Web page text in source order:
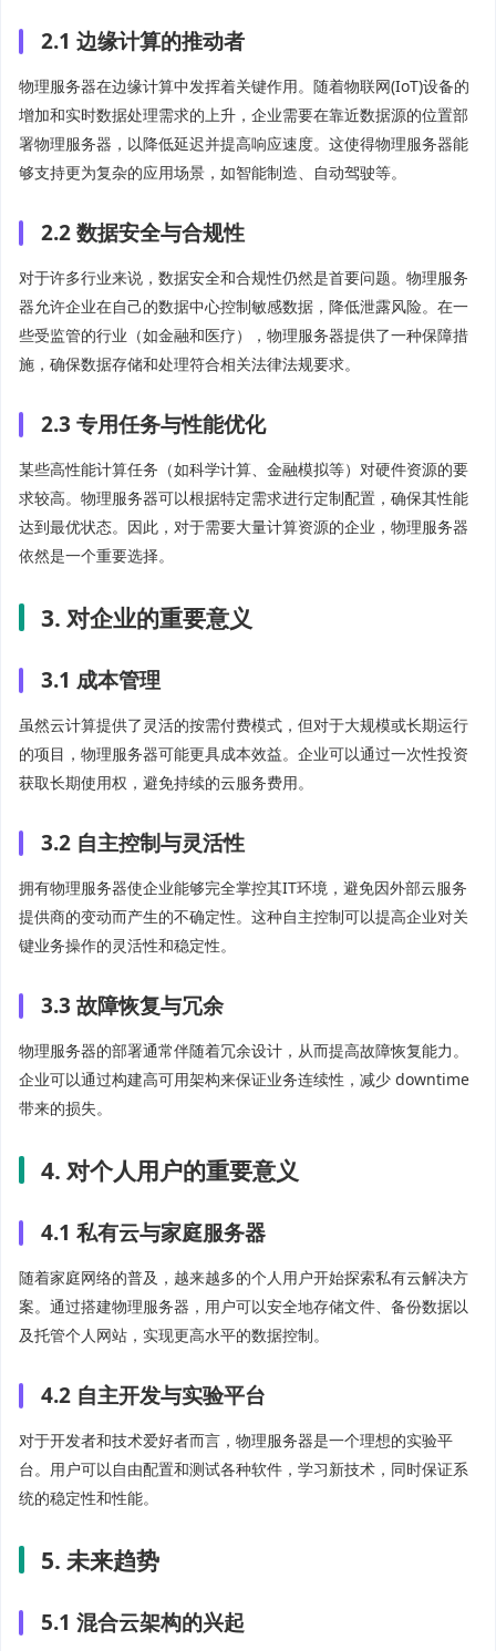
2.1 边缘计算的推动者
物理服务器在边缘计算中发挥着关键作用。随着物联网(IoT)设备的
增加和实时数据处理需求的上升，企业需要在靠近数据源的位置部
署物理服务器，以降低延迟并提高响应速度。这使得物理服务器能
够支持更为复杂的应用场景，如智能制造、自动驾驶等。
2.2 数据安全与合规性
对于许多行业来说，数据安全和合规性仍然是首要问题。物理服务
器允许企业在自己的数据中心控制敏感数据，降低泄露风险。在一
些受监管的行业（如金融和医疗），物理服务器提供了一种保障措
施，确保数据存储和处理符合相关法律法规要求。
2.3 专用任务与性能优化
某些高性能计算任务（如科学计算、金融模拟等）对硬件资源的要
求较高。物理服务器可以根据特定需求进行定制配置，确保其性能
达到最优状态。因此，对于需要大量计算资源的企业，物理服务器
依然是一个重要选择。
3. 对企业的重要意义
3.1 成本管理
虽然云计算提供了灵活的按需付费模式，但对于大规模或长期运行
的项目，物理服务器可能更具成本效益。企业可以通过一次性投资
获取长期使用权，避免持续的云服务费用。
3.2 自主控制与灵活性
拥有物理服务器使企业能够完全掌控其IT环境，避免因外部云服务
提供商的变动而产生的不确定性。这种自主控制可以提高企业对关
键业务操作的灵活性和稳定性。
3.3 故障恢复与冗余
物理服务器的部署通常伴随着冗余设计，从而提高故障恢复能力。
企业可以通过构建高可用架构来保证业务连续性，减少 downtime
带来的损失。
4. 对个人用户的重要意义
4.1 私有云与家庭服务器
随着家庭网络的普及，越来越多的个人用户开始探索私有云解决方
案。通过搭建物理服务器，用户可以安全地存储文件、备份数据以
及托管个人网站，实现更高水平的数据控制。
4.2 自主开发与实验平台
对于开发者和技术爱好者而言，物理服务器是一个理想的实验平
台。用户可以自由配置和测试各种软件，学习新技术，同时保证系
统的稳定性和性能。
5. 未来趋势
5.1 混合云架构的兴起